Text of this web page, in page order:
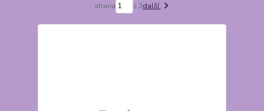
strana z 3další